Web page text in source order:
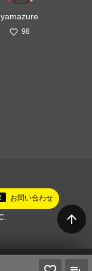
yamazure
98
arrow_upward
お問い合わせ